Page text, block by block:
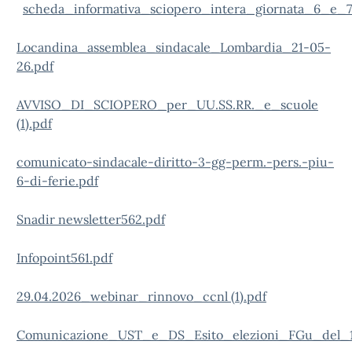
Locandina_assemblea_sindacale_Lombardia_21-05-
26.pdf
AVVISO_DI_SCIOPERO_per_UU.SS.RR._e_scuole
(1).pdf
comunicato-sindacale-diritto-3-gg-perm.-pers.-piu-
6-di-ferie.pdf
Snadir newsletter562.pdf
Infopoint561.pdf
29.04.2026_webinar_rinnovo_ccnl (1).pdf